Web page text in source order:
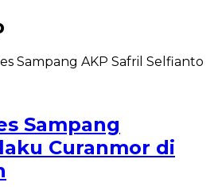
Sampang
Curanmor di